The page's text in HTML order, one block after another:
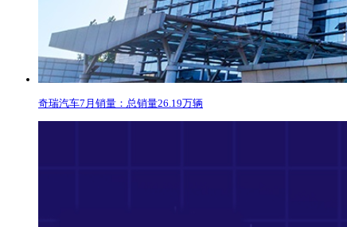
奇瑞汽车7月销量：总销量26.19万辆